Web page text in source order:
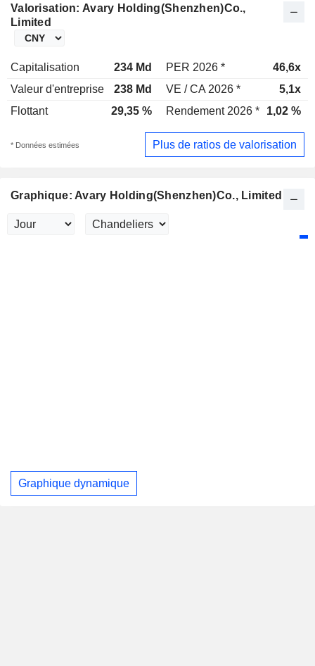
Valorisation: Avary Holding(Shenzhen)Co.,
Limited
Capitalisation 234 Md PER 2026 *
46,6x
Valeur d'entreprise
238 Md VE / CA 2026 *
5,1x
Flottant
29,35 % Rendement 2026 * 1,02 %
* Données estimées Plus de ratios de valorisation
Graphique: Avary Holding(Shenzhen)Co., Limited
Graphique dynamique